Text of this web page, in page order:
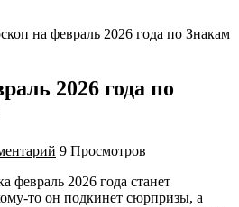
на февраль 2026 года по Знакам
2026 года по
9 Просмотров
февраль 2026 года станет
то он подкинет сюрпризы, а